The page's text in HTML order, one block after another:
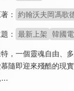
： 約翰沃夫岡馮歌
： 最新上架 韓國
，一個靈魂自由、
隨即迎來殘酷的現
…